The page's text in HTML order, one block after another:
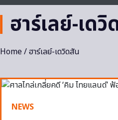
ฮาร์เลย์-เด
Home/ ฮาร์เลย์-เดวิดสัน
NEWS